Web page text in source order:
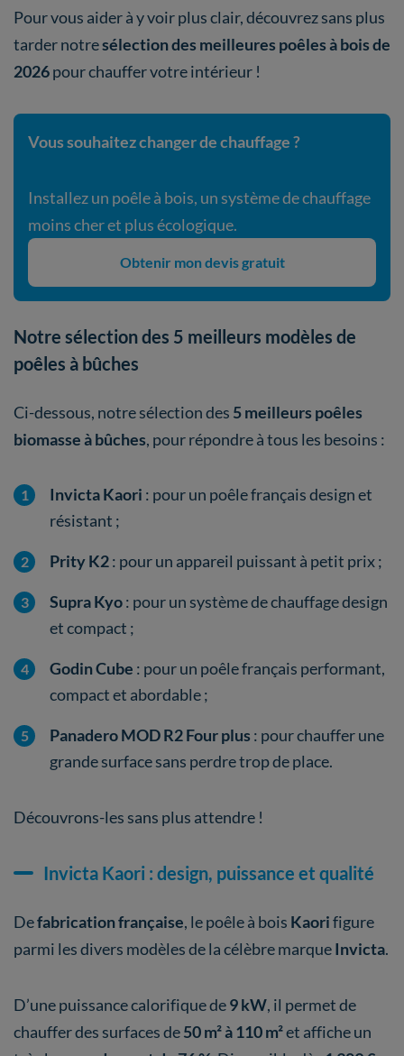
Pour vous aider à y voir plus clair, découvrez sans plus
tarder notresélection des meilleures poêles à boisde
2026pour chauffer votre intérieur !
Vous souhaitez changer de chauffage ?
Installez un poêle à bois, un système de chauffage
moins cher et plus écologique.
Obtenir mon devis gratuit
Notre sélection des 5 meilleurs modèles de
poêles à bûches
Ci-dessous, notre sélection des 5 meilleurs poêles
biomasse à bûches, pour répondre à tous les besoins :
Invicta Kaori : pour un poêle français design et
résistant ;
Prity K2: pour un appareil puissant à petit prix ;
Supra Kyo: pour un système de chauffage design
et compact ;
Godin Cube : pour un poêle français performant,
compact et abordable ;
Panadero MOD R2 Four plus : pour chauffer une
grande surface sans perdre trop de place.
Découvrons-les sans plus attendre !
Invicta Kaori : design, puissance et qualité
Defabrication française, le poêle à bois Kaorifigure
parmi les divers modèles de la célèbre marqueInvicta.
D’une puissance calorifique de9 kW, il permet de
chauffer des surfaces de50 m² à 110 m²et affiche un